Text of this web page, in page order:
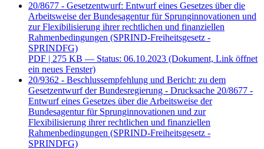
20/8677 - Gesetzentwurf: Entwurf eines Gesetzes über die
Arbeitsweise der Bundesagentur für Sprunginnovationen und
zur Flexibilisierung ihrer rechtlichen und finanziellen
Rahmenbedingungen (SPRIND-Freiheitsgesetz -
SPRINDFG)
PDF | 275 KB — Status: 06.10.2023 (Dokument, Link öffnet
ein neues Fenster)
20/9362 - Beschlussempfehlung und Bericht: zu dem
Gesetzentwurf der Bundesregierung - Drucksache 20/8677 -
Entwurf eines Gesetzes über die Arbeitsweise der
Bundesagentur für Sprunginnovationen und zur
Flexibilisierung ihrer rechtlichen und finanziellen
Rahmenbedingungen (SPRIND-Freiheitsgesetz -
SPRINDFG)